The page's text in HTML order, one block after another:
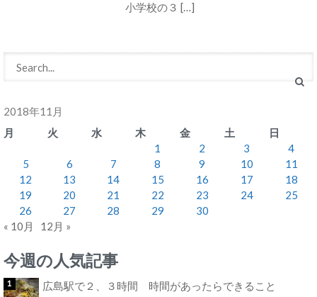
小学校の３ […]
2018年11月
月
火 水 木 金 土
日
1
2 3
4
5
6 7 8 9 10
11
12
13 14 15 16 17
18
19
20 21 22 23 24
25
26
27 28 29
30
« 10月
12月 »
今週の人気記事
広島駅で２、３時間 時間があったらできること